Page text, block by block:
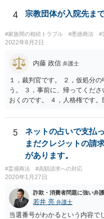
4 宗教団体が入院先ま
#家族間の相続トラブル #悪徳商法 #
2022年8月2日
内藤 政信 弁護士
１，裁判官です。 ２，仮処分
う。 ３，事前に、帰ってくだ
おくのです。 ４，人格権です
5
ネットの占いで支払
まだクレジットの請
があります。
#霊感商法 #高額請求への対応
2020年1月27日
詐欺・消費者問題に強い弁
若井 亮 弁護士
当選番号がわかるという内容で